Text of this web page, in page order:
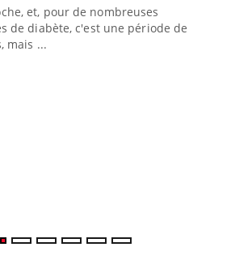
et, pour de nombreuses
de diabète, c'est une période de
mais ...
à un groupe mutualiste innove en
santé : l'utilisation d'un « jumeau